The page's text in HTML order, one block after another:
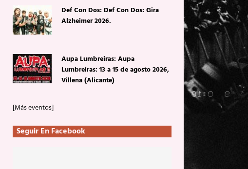
Def Con Dos: Def Con Dos: Gira
Alzheimer 2026.
Aupa Lumbreiras: Aupa
Lumbreiras: 13 a 15 de agosto 2026,
Villena (Alicante)
[Más eventos]
Seguir En Facebook